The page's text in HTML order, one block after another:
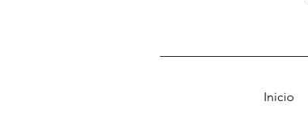
Inicio